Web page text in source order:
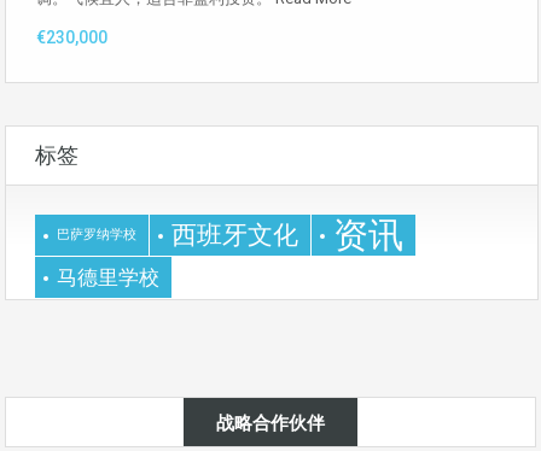
€230,000
标签
巴萨罗纳学校 西班牙文化 资讯
马德里学校
战略合作伙伴